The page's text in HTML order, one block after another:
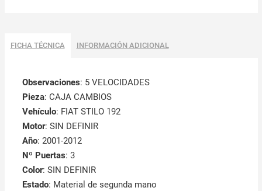
FICHA TÉCNICA INFORMACIÓN ADICIONAL
Observaciones: 5 VELOCIDADES
Pieza: CAJA CAMBIOS
Vehículo: FIAT STILO 192
Motor: SIN DEFINIR
Año: 2001-2012
Nº Puertas: 3
Color: SIN DEFINIR
Estado: Material de segunda mano